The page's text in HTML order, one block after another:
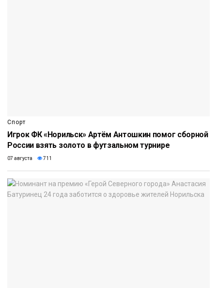
Спорт
Игрок ФК «Норильск» Артём Антошкин помог сборной
России взять золото в футзальном турнире
07 августа 711